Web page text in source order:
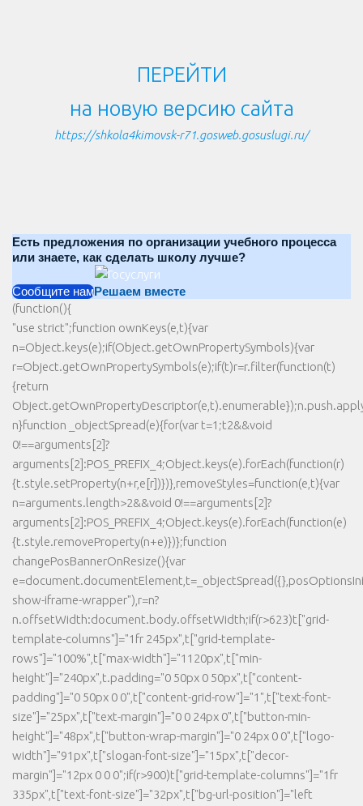
ПЕРЕЙТИ
на новую версию сайта
https://shkola4kimovsk-r71.gosweb.gosuslugi.ru/
Есть предложения по организации учебного процесса
или знаете, как сделать школу лучше?
Сообщите намРешаем вместе
(function(){
"use strict";function ownKeys(e,t){var
n=Object.keys(e);if(Object.getOwnPropertySymbols){var
r=Object.getOwnPropertySymbols(e);if(t)r=r.filter(function(t)
{return
n}function _objectSpread(e){for(var t=1;t2&&void
0!==arguments[2]?
arguments[2]:POS_PREFIX_4;Object.keys(e).forEach(function(r)
{t.style.setProperty(n+r,e[r])})},removeStyles=function(e,t){var
n=arguments.length>2&&void 0!==arguments[2]?
arguments[2]:POS_PREFIX_4;Object.keys(e).forEach(function(e)
{t.style.removeProperty(n+e)})};function
changePosBannerOnResize(){var
show-iframe-wrapper"),r=n?
n.offsetWidth:document.body.offsetWidth;if(r>623)t["grid-
template-columns"]="1fr 245px",t["grid-template-
rows"]="100%",t["max-width"]="1120px",t["min-
height"]="240px",t.padding="0 50px 0 50px",t["content-
padding"]="0 50px 0 0",t["content-grid-row"]="1",t["text-font-
size"]="25px",t["text-margin"]="0 0 24px 0",t["button-min-
height"]="48px",t["button-wrap-margin"]="0 24px 0 0",t["logo-
width"]="91px",t["slogan-font-size"]="15px",t["decor-
margin"]="12px 0 0 0";if(r>900)t["grid-template-columns"]="1fr
335px",t["text-font-size"]="32px",t["bg-url-position"]="left